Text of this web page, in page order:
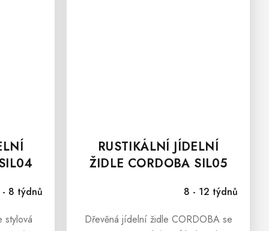
8 týdnů
stylová
RUSTIKÁLNÍ JÍDELNÍ
ŽIDLE CORDOBA SIL05
8 - 12 týdnů
Dřevěná jídelní židle CORDOBA se